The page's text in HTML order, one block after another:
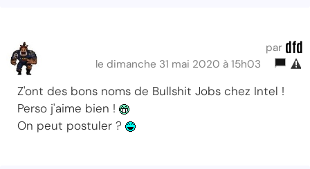
par dfd
le dimanche 31 mai 2020 à 15h03
Z'ont des bons noms de Bullshit Jobs chez Intel !
Perso j'aime bien !
On peut postuler ?